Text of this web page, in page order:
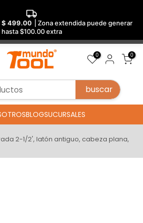
$ 499.00
| Zona extendida puede generar
hasta $100.00 extra
0 0
BLOGSUCURSALES
2-1/2', latón antiguo, cabeza plana,